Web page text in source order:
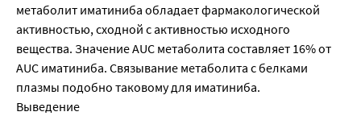
метаболит иматиниба обладает фармакологической
активностью, сходной с активностью исходного
вещества. Значение AUC метаболита составляет 16% от
AUC иматиниба. Связывание метаболита с белками
плазмы подобно таковому для иматиниба.
Выведение